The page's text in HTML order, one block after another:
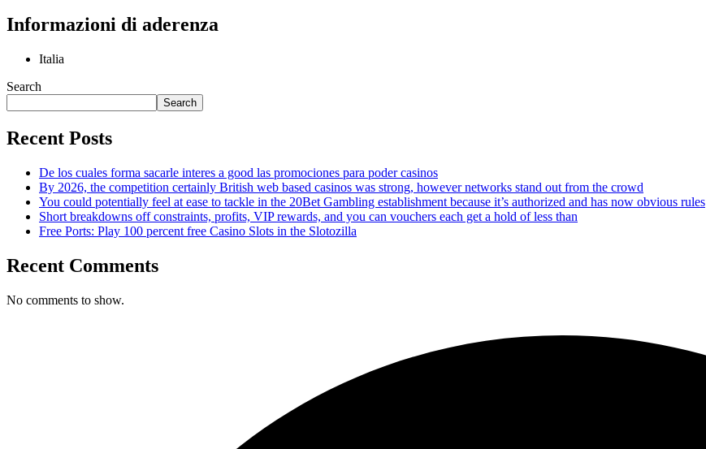
Informazioni di aderenza
Italia
Search
Search
Recent Posts
De los cuales forma sacarle interes a good las promociones para poder casinos
By 2026, the competition certainly British web based casinos was strong, however networks stand out from the crowd
You could potentially feel at ease to tackle in the 20Bet Gambling establishment because it’s authorized and has now obvious rules
Short breakdowns off constraints, profits, VIP rewards, and you can vouchers each get a hold of less than
Free Ports: Play 100 percent free Casino Slots in the Slotozilla
Recent Comments
No comments to show.